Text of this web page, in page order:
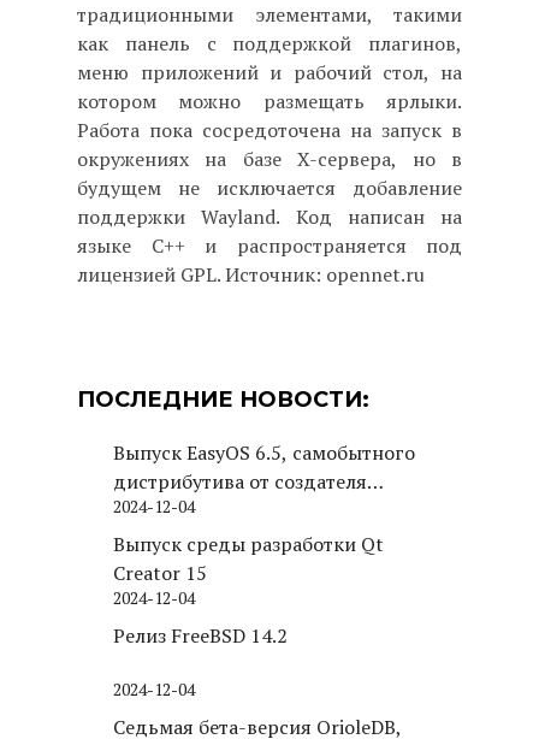
традиционными элементами, такими
как панель с поддержкой плагинов,
меню приложений и рабочий стол, на
котором можно размещать ярлыки.
Работа пока сосредоточена на запуск в
окружениях на базе X-сервера, но в
будущем не исключается добавление
поддержки Wayland. Код написан на
языке C++ и распространяется под
лицензией GPL. Источник: opennet.ru
ПОСЛЕДНИЕ НОВОСТИ:
Выпуск EasyOS 6.5, самобытного
дистрибутива от создателя
Puppy Linux
2024-12-04
Выпуск среды разработки Qt
Creator 15
2024-12-04
Релиз FreeBSD 14.2
2024-12-04
Седьмая бета-версия OrioleDB,